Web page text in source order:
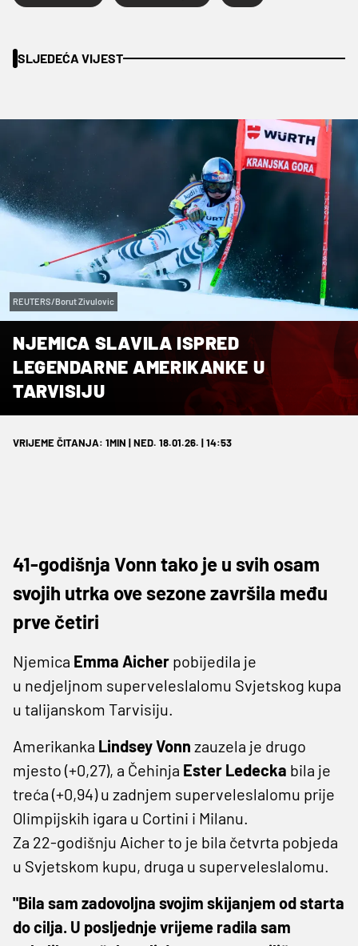
SLJEDEĆA VIJEST
REUTERS/Borut Zivulovic
NJEMICA SLAVILA ISPRED
LEGENDARNE AMERIKANKE U
TARVISIJU
VRIJEME ČITANJA: 1MIN | NED. 18.01.26. | 14:53
41-godišnja Vonn tako je u svih osam
svojih utrka ove sezone završila među
prve četiri
Njemica Emma Aicher pobijedila je
u nedjeljnom superveleslalomu Svjetskog kupa
u talijanskom Tarvisiju.
Amerikanka Lindsey Vonn zauzela je drugo
mjesto (+0,27), a Čehinja Ester Ledecka bila je
treća (+0,94) u zadnjem superveleslalomu prije
Olimpijskih igara u Cortini i Milanu.
Za 22-godišnju Aicher to je bila četvrta pobjeda
u Svjetskom kupu, druga u superveleslalomu.
"Bila sam zadovoljna svojim skijanjem od starta
do cilja. U posljednje vrijeme radila sam